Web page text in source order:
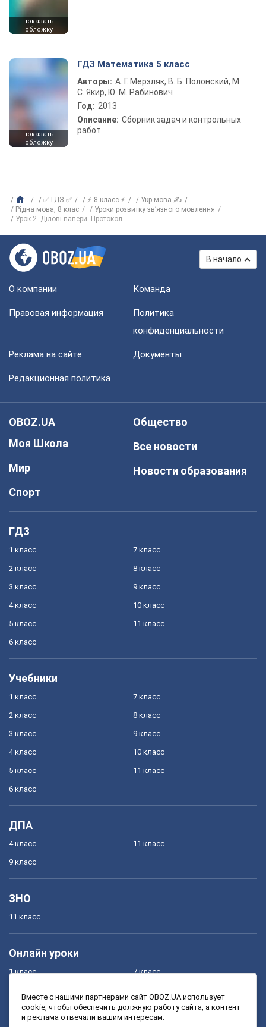
показать
обложку
показать
обложку
ГДЗ Математика 5 класс
Авторы: А. Г. Мерзляк, В. Б. Полонский, М.
С. Якир, Ю. М. Рабинович
Год: 2013
Описание: Сборник задач и контрольных
работ
✅ ГДЗ ✅ ⚡ 8 класс ⚡
Укр мова ✍
Рiдна мова, 8 клас
Уроки розвитку зв’язного мовлення
Урок 2. Ділові папери. Протокол
В начало
О компании Команда
Правовая информация
Политика
конфиденциальности
Реклама на сайте Документы
Редакционная политика
OBOZ.UA
Моя Школа
Мир
Спорт
Общество
Все новости
Новости образования
ГДЗ
1 класс
2 класс
3 класс
4 класс
5 класс
6 класс
7 класс
8 класс
9 класс
10 класс
11 класс
Учебники
1 класс
2 класс
3 класс
4 класс
5 класс
6 класс
7 класс
8 класс
9 класс
10 класс
11 класс
ДПА
4 класс
9 класс
11 класс
ЗНО
11 класс
Онлайн уроки
1 класс
3 класс
7 класс
9 класс
Вместе с нашими партнерами сайт OBOZ.UA использует
cookie, чтобы обеспечить должную работу сайта, а контент
и реклама отвечали вашим интересам.